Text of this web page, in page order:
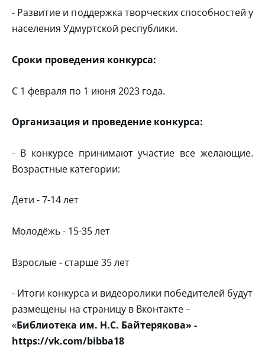
- Развитие и поддержка творческих способностей у
населения Удмуртской республики.
Сроки проведения конкурса:
С 1 февраля по 1 июня 2023 года.
Организация и проведение конкурса:
- В конкурсе принимают участие все желающие.
Возрастные категории:
Дети - 7-14 лет
Молодёжь - 15-35 лет
Взрослые - старше 35 лет
- Итоги конкурса и видеоролики победителей будут
размещены на страницу в Вконтакте –
«Библиотека им. Н.С. Байтерякова» -
https://vk.com/bibba18